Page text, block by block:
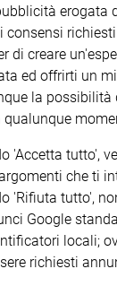
erogata
consensi
di creare
ed offrirti un
la possibilità
qualunque
'Accetta tutto',
che ti
'Rifiuta tutto',
Google
locali;
richiesti